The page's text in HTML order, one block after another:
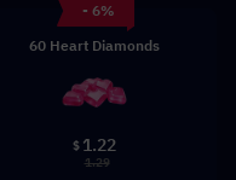
- 6%
60 Heart Diamonds
$ 1.22
1.29